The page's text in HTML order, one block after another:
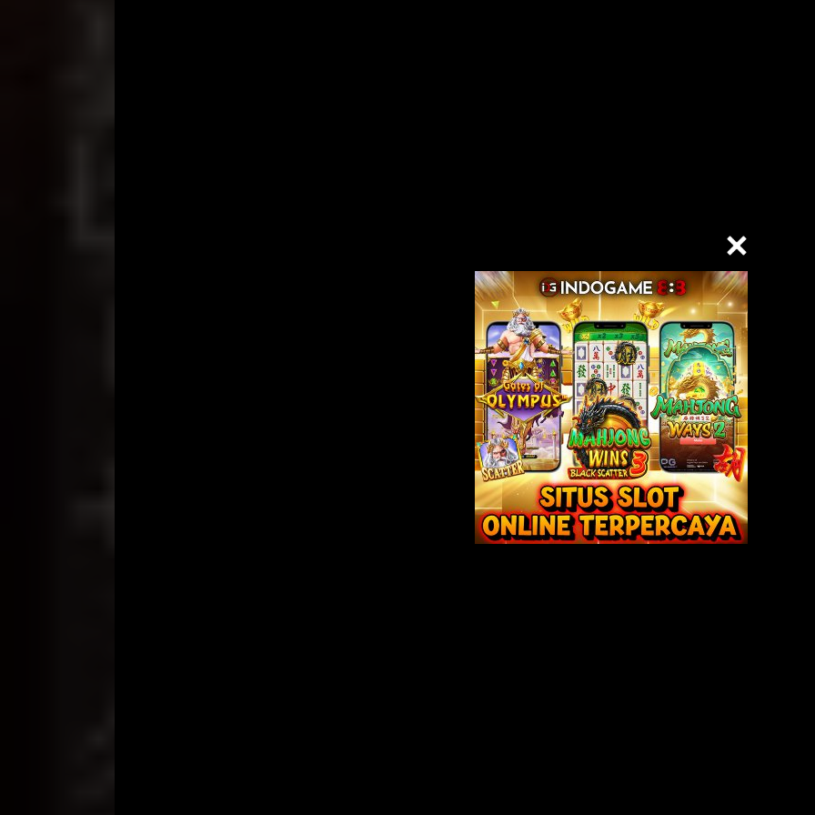
matanya sibuk mencuri sekilas tentang saya. Saya semakin memanaskan tindakan saya, dan saya sengaja membuka kaki saya
“Kamu tidak butuh itu! Aku tidak memandang Nyonya dengan kami, jadi ada apa … Tidak apa-apa, rahasianya sudah bangun!”
Saya melanjutkan, Saudaraku, di mana saya memiliki nyonya vagina yang paling indah?”
“Lalu apakah payudaranya montok?” Kali ini saya membuka baju saya sampai payudara saya montok dan tubuh saya telanjang
“Aano .. lebih anggun dan kencangkan payudaramu!” Mas Bajas terlihat bersinar melihat tubuh seksi saya. Sebenarnya
“Sekarang saatnya untuk melihat Mas Bajas!” Karena saya sangat cemas, saya menerkam Mas Bagas.
Dia melepas semua pakaiannya dan telanjang. Saya terpesona melihat tubuh telanjang Mas Bajas dari dekat. Tubuhnya agak
tapi seksi. Penisnya meregang keras untuk membuat jantungku berdetak. Entah mengapa, jika saya membayangkan bentuk